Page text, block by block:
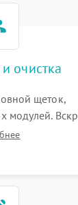
очистка
щеток,
модулей.
очистка